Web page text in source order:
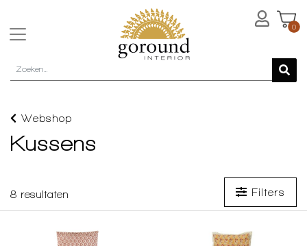
0
Webshop
Kussens
8 resultaten Filters